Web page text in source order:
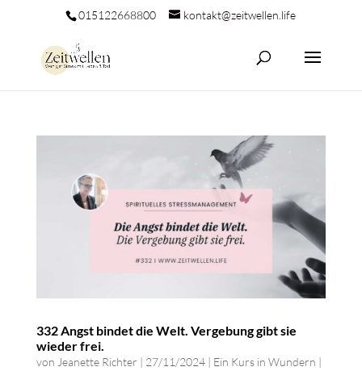
015122668800 kontakt@zeitwellen.life
332 Angst bindet die Welt. Vergebung gibt sie
wieder frei.
von Jeanette Richter | 27/11/2024| Ein Kurs in Wundern |